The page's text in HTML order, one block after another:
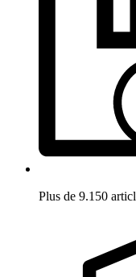
Plus de 9.150